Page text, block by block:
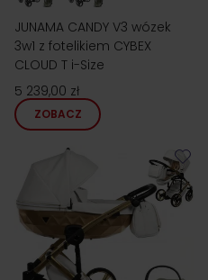
JUNAMA CANDY V3 wózek
3w1 z fotelikiem CYBEX
CLOUD T i-Size
5 239,00 zł
ZOBACZ